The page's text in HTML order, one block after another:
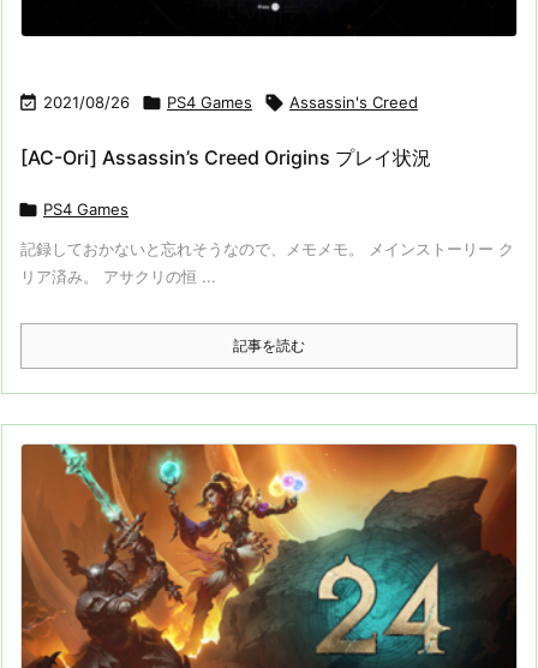
 2021/08/26  PS4 Games  Assassin's Creed
[AC-Ori] Assassin’s Creed Origins プレイ状況
 PS4 Games
記録しておかないと忘れそうなので、メモメモ。 メインストーリー ク
リア済み。 アサクリの恒 ...
記事を読む